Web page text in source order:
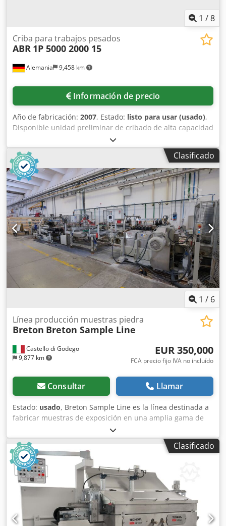
1 /8
Alemania 9,458 km
Criba para trabajos pesados
ABR 1P 5000 2000 15
Información de precio
Año de fabricación: 2007, Estado: listo para usar (usado),
Disponible unidad preliminar de cribado de alta capacidad
ABR para la industria minera, diseñada para la separación
de agregados. Inclinación: 15°, superficie de cribado X/Y:
5000mm/2000mm, número de pisos: 1, superficie de
cribado: 10m², dimensiones de la máquina X/Y/Z: aprox.
5500mm/2400mm/1500mm, peso: aprox. 10000kg. Sin
malla de cribado. Es posible realizar una inspección in
situ. Crjdjy R Dtpspfx Actof
Clasificado
1 / 6
Castello di Godego
9,877 km
Línea producción muestras piedra
Breton Breton Sample Line
EUR 350,000
FCA precio fijo IVA no incluído
Consultar Llamar
Estado: usado, Breton Sample Line es la línea destinada a
fabricar muestras de exposición en una amplia gama de
materiales y tamaños. Crsdpsxdi Rwofx Actof Las muestras
producidas en la Samples Line son aptas para usos de
marketing y exhibición. La línea puede procesar varios
materiales: cuarzo, granito, mármol y gres porcelánico.
Clasificado